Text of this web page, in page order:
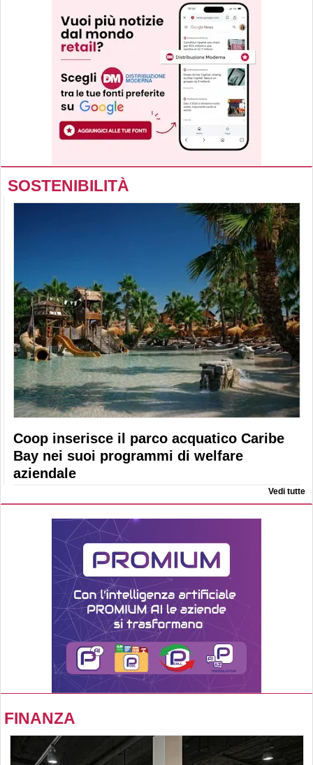
SOSTENIBILITÀ
Coop inserisce il parco acquatico Caribe
Bay nei suoi programmi di welfare
aziendale
Vedi tutte
FINANZA